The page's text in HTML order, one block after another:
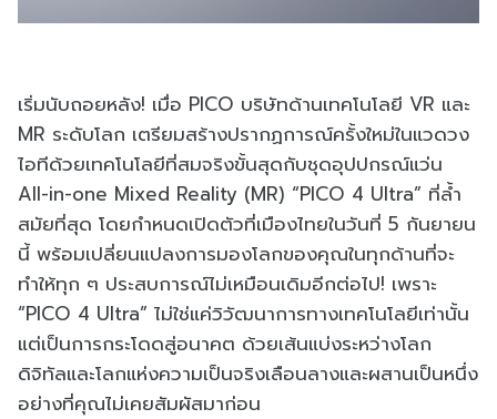
เริ่มนับถอยหลัง! เมื่อ PICO บริษัทด้านเทคโนโลยี VR และ
MR ระดับโลก เตรียมสร้างปรากฏการณ์ครั้งใหม่ในแวดวง
ไอทีด้วยเทคโนโลยีที่สมจริงขั้นสุดกับชุดอุปปกรณ์แว่น
All-in-one Mixed Reality (MR) “PICO 4 Ultra” ที่ล้ำ
สมัยที่สุด โดยกำหนดเปิดตัวที่เมืองไทยในวันที่ 5 กันยายน
นี้ พร้อมเปลี่ยนแปลงการมองโลกของคุณในทุกด้านที่จะ
ทำให้ทุก ๆ ประสบการณ์ไม่เหมือนเดิมอีกต่อไป! เพราะ
“PICO 4 Ultra” ไม่ใช่แค่วิวัฒนาการทางเทคโนโลยีเท่านั้น
แต่เป็นการกระโดดสู่อนาคต ด้วยเส้นแบ่งระหว่างโลก
ดิจิทัลและโลกแห่งความเป็นจริงเลือนลางและผสานเป็นหนึ่ง
อย่างที่คุณไม่เคยสัมผัสมาก่อน